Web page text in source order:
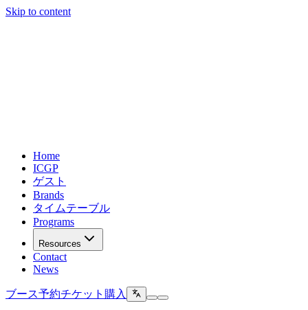
Skip to content
Home
ICGP
ゲスト
Brands
タイムテーブル
Programs
Resources
Contact
News
ブース予約チケット購入